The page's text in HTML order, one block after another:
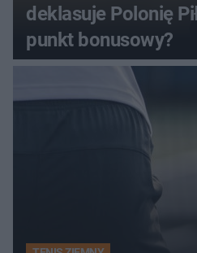
deklasuje Polonię
punkt bonusowy?